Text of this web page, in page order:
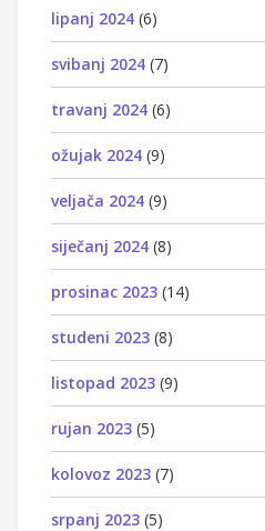
lipanj 2024 (6)
svibanj 2024 (7)
travanj 2024 (6)
ožujak 2024 (9)
veljača 2024 (9)
siječanj 2024 (8)
prosinac 2023 (14)
studeni 2023 (8)
listopad 2023 (9)
rujan 2023 (5)
kolovoz 2023 (7)
srpanj 2023 (5)